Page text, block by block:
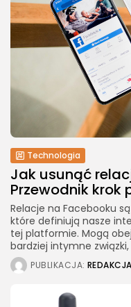
Technologia
Jak usunąć
Przewodnik krok
Relacje na Facebooku
które definiują nasze
tej platformie. Mogą
bardziej intymne związki,
PUBLIKACJA: REDAKCJA